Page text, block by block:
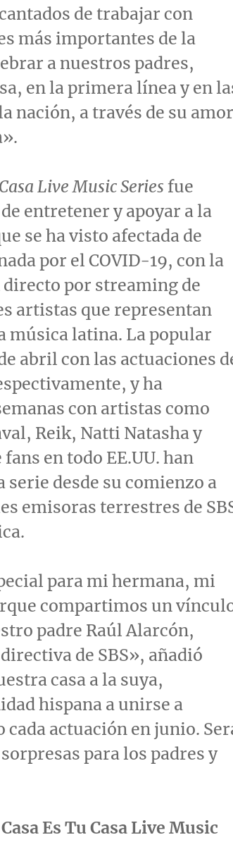
de trabajar con
más importantes de la
a nuestros padres,
en la primera línea y en
nación, a través de su amor
Live Music Series fue
entretener y apoyar a la
se ha visto afectada de
por el COVID-19, con la
por streaming de
artistas que representan
música latina. La popular
abril con las actuaciones
y ha
con artistas como
, Reik, Natti Natashay
fans en todo EE.UU. han
desde su comienzo a
emisoras terrestres de
para mi hermana, mi
compartimos un
padre Raúl Alarcón,
de SBS», añadió
casa a la suya,
hispana a unirse a
actuación en junio.
para los padres y
Es Tu Casa Live Music